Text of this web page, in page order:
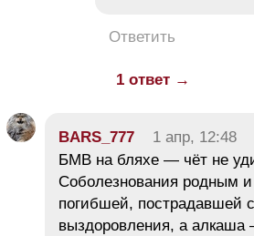
Ответить
1 ответ →
BARS_777 1 апр, 12:48
БМВ на бляхе — чёт не
Соболезнования родным
погибшей, пострадавшей
выздоровления, а